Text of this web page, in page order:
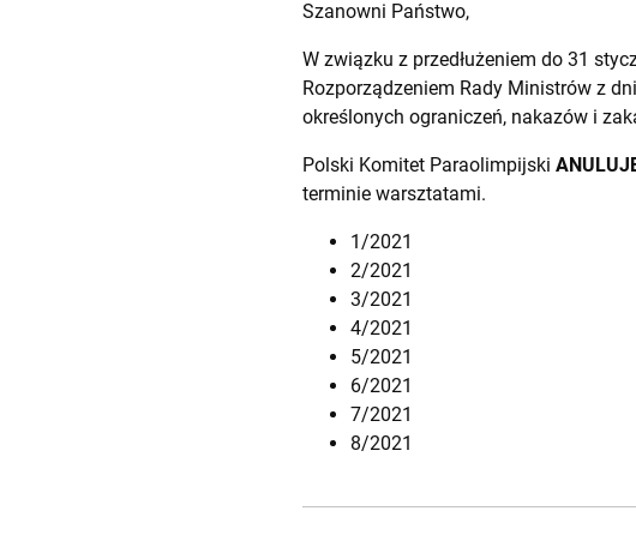
Szanowni Państwo,
W związku z przedłużeniem do 31
Rozporządzeniem Rady Ministrów z
określonych ograniczeń, nakazów i
Polski Komitet Paraolimpijski
terminie warsztatami.
1/2021
2/2021
3/2021
4/2021
5/2021
6/2021
7/2021
8/2021